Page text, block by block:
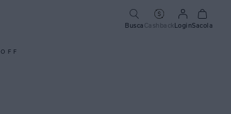
Busca CashbackLoginSacola
OFF